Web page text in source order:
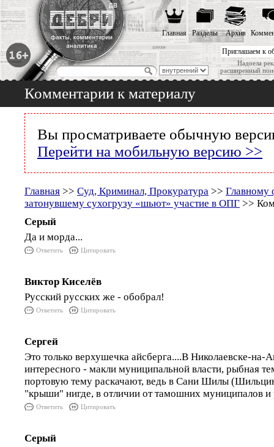
Приглашаем к
Надоела
расширенный
Главная Разделы Архив
Комментарии к материалу
Вы просматриваете обычную
Перейти на мобильную версию >>
Главная >> Суд, Криминал, Прокуратура >> Главному
затонувшему сухогрузу «шьют» участие в ОПГ >>
Серый
Да и морда...
Ответить Цитировать
Виктор Киселёв
Русский русских же - обобрал!
Ответить Цитировать
Сергей
Это только верхушечка айсберга....В Николаевске-на-
интересного - макли муниципальной власти, рыбная
портовую тему раскачают, ведь в Сани Шилы
"крыши" нигде, в отличии от тамошних муниципалов и
Ответить Цитировать
Серый